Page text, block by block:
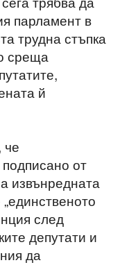
парламент в
трудна стъпка
среща
й
че
от
извънредната
след
депутати и
да